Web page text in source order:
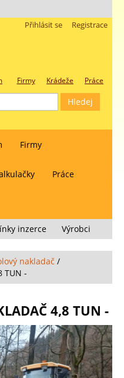
Registrace
Přihlásit se
Firmy Krádeže Práce
Firmy
Práce
inzerce Výrobci
nakladač /
TUN -
4,8 TUN -